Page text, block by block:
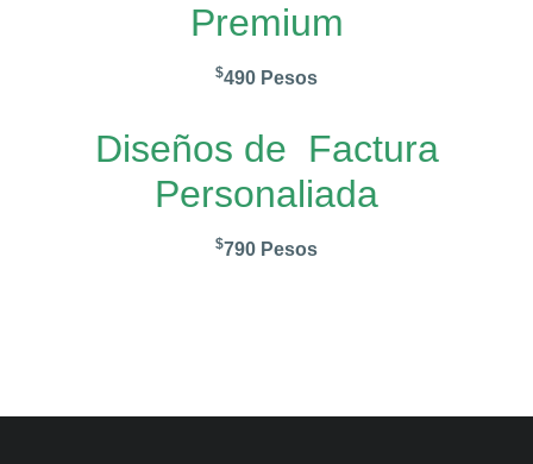
Premium
$490 Pesos
Diseños de Factura
Personaliada
$790 Pesos